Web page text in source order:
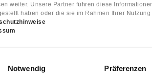
weiter. Unsere Partner führen diese
haben oder die sie im Rahmen Ihrer
Notwendig
Präferenzen